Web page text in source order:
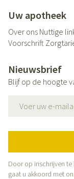
Uw apotheek
Over ons Nuttige
Voorschrift
Nieuwsbrief
Blijf op de hoogte
Door op inschrijven
gaat u akkoord met